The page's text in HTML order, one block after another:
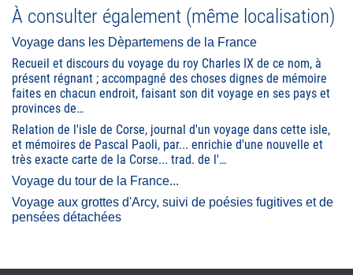
À consulter également (même localisation)
Voyage dans les Dèpartemens de la France
Recueil et discours du voyage du roy Charles IX de ce nom, à
présent régnant ; accompagné des choses dignes de mémoire
faites en chacun endroit, faisant son dit voyage en ses pays et
provinces de…
Relation de l'isle de Corse, journal d'un voyage dans cette isle,
et mémoires de Pascal Paoli, par... enrichie d'une nouvelle et
très exacte carte de la Corse... trad. de l'…
Voyage du tour de la France...
Voyage aux grottes d'Arcy, suivi de poésies fugitives et de
pensées détachées